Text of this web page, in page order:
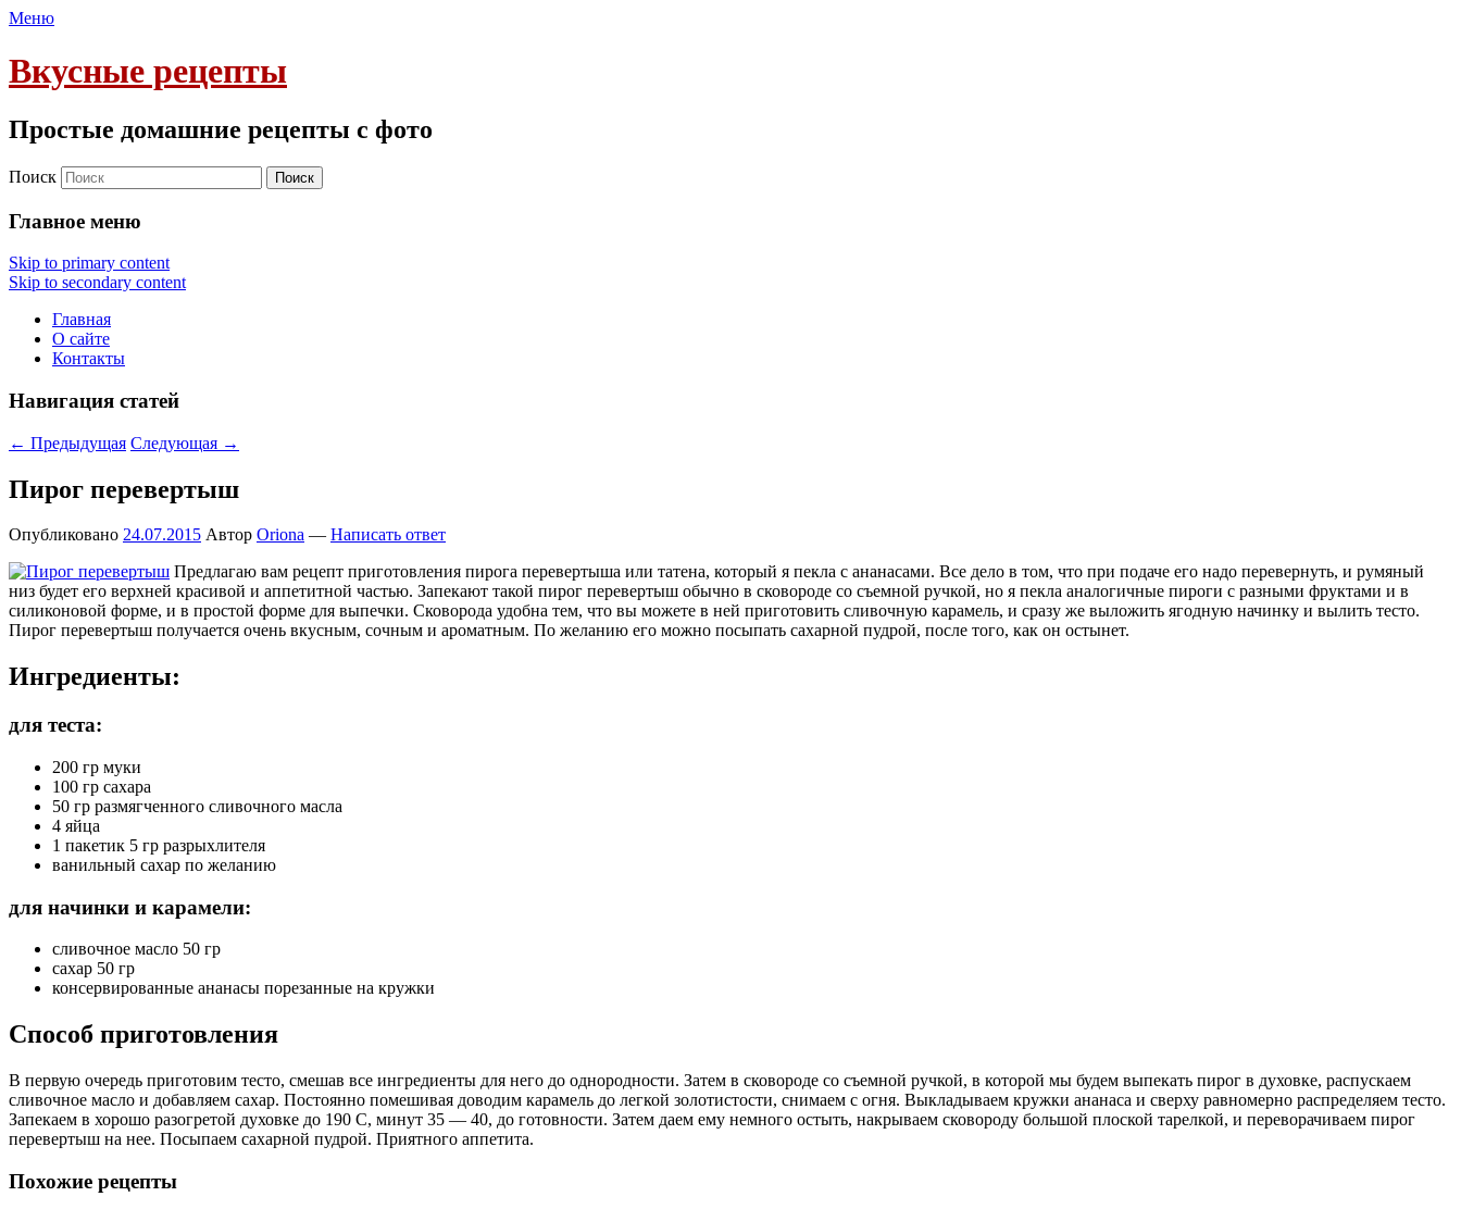
Меню
Вкусные рецепты
Простые домашние рецепты с фото
Поиск
Главное меню
Skip to primary content
Skip to secondary content
Главная
О сайте
Контакты
Навигация статей
← Предыдущая Следующая →
Пирог перевертыш
Опубликовано 24.07.2015 Автор Oriona — Написать ответ
Предлагаю вам рецепт приготовления пирога перевертыша или татена, который я пекла с ананасами. Все дело в том, что при подаче его надо перевернуть, и румяный
низ будет его верхней красивой и аппетитной частью. Запекают такой пирог перевертыш обычно в сковороде со съемной ручкой, но я пекла аналогичные пироги с разными фруктами и в
силиконовой форме, и в простой форме для выпечки. Сковорода удобна тем, что вы можете в ней приготовить сливочную карамель, и сразу же выложить ягодную начинку и вылить тесто.
Пирог перевертыш получается очень вкусным, сочным и ароматным. По желанию его можно посыпать сахарной пудрой, после того, как он остынет.
Ингредиенты:
для теста:
200 гр муки
100 гр сахара
50 гр размягченного сливочного масла
4 яйца
1 пакетик 5 гр разрыхлителя
ванильный сахар по желанию
для начинки и карамели:
сливочное масло 50 гр
сахар 50 гр
консервированные ананасы порезанные на кружки
Способ приготовления
В первую очередь приготовим тесто, смешав все ингредиенты для него до однородности. Затем в сковороде со съемной ручкой, в которой мы будем выпекать пирог в духовке, распускаем
сливочное масло и добавляем сахар. Постоянно помешивая доводим карамель до легкой золотистости, снимаем с огня. Выкладываем кружки ананаса и сверху равномерно распределяем тесто.
Запекаем в хорошо разогретой духовке до 190 С, минут 35 — 40, до готовности. Затем даем ему немного остыть, накрываем сковороду большой плоской тарелкой, и переворачиваем пирог
перевертыш на нее. Посыпаем сахарной пудрой. Приятного аппетита.
Похожие рецепты